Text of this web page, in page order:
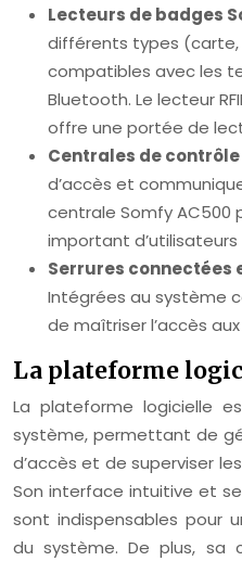
Lecteurs de badges
différents types
compatibles avec les
Bluetooth. Le lecteur
offre une portée de
Centrales de contrôle
d’accès et
centrale Somfy AC500
important
Serrures connectées
Intégrées au système
de maîtriser l’accès
La plateforme
La plateforme logicielle
système, permettant de
d’accès et de superviser
Son interface intuitive et
sont indispensables pour
du système. De plus, sa